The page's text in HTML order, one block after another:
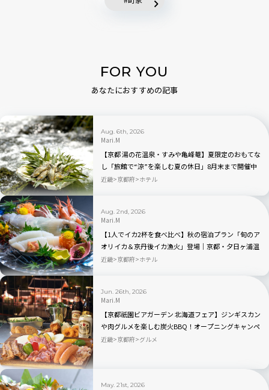
FOR YOU
あなたにおすすめの記事
Aug. 6th, 2026
Mari.M
【京都 湯の花温泉・すみや亀峰菴】夏限定のおもてな
し「旅館で“涼”を楽しむ夏の休日」8月末まで開催中
近畿 京都府 ホテル
Aug. 2nd, 2026
Mari.M
【1人でイカ2杯を食べ比べ】秋の宿泊プラン「旬のア
オリイカ＆京丹後イカ漁火」登場｜京都・夕日ヶ浦温
泉 海舟
近畿 京都府 ホテル
Jun. 26th, 2026
Mari.M
【京都祇園ビアガーデン 北海道フェア】ジンギスカン
や肉グルメを楽しむ炭火BBQ！オープニングキャンペ
ーンもあり
近畿 京都府 グルメ
May. 21st, 2026